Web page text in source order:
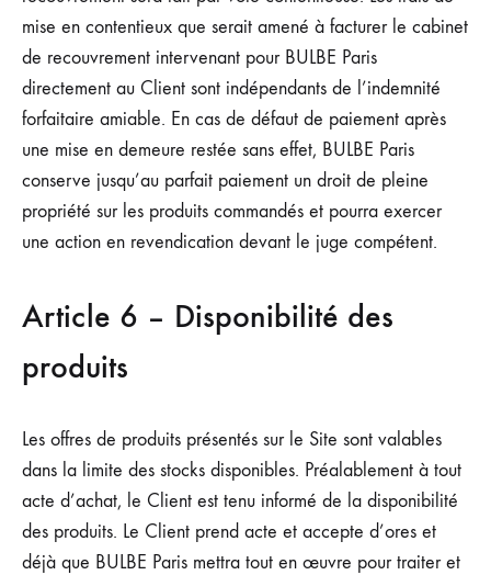
mise en contentieux que serait amené à facturer le cabinet
de recouvrement intervenant pour BULBE Paris
directement au Client sont indépendants de l’indemnité
forfaitaire amiable. En cas de défaut de paiement après
une mise en demeure restée sans effet, BULBE Paris
conserve jusqu’au parfait paiement un droit de pleine
propriété sur les produits commandés et pourra exercer
une action en revendication devant le juge compétent.
Article 6 – Disponibilité des
produits
Les offres de produits présentés sur le Site sont valables
dans la limite des stocks disponibles. Préalablement à tout
acte d’achat, le Client est tenu informé de la disponibilité
des produits. Le Client prend acte et accepte d’ores et
déjà que BULBE Paris mettra tout en œuvre pour traiter et